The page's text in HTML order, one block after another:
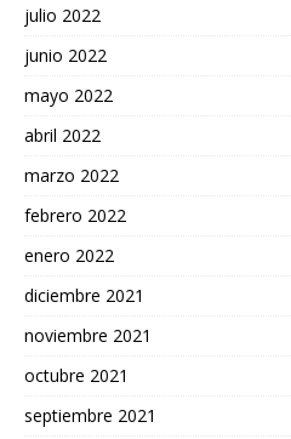
julio 2022
junio 2022
mayo 2022
abril 2022
marzo 2022
febrero 2022
enero 2022
diciembre 2021
noviembre 2021
octubre 2021
septiembre 2021